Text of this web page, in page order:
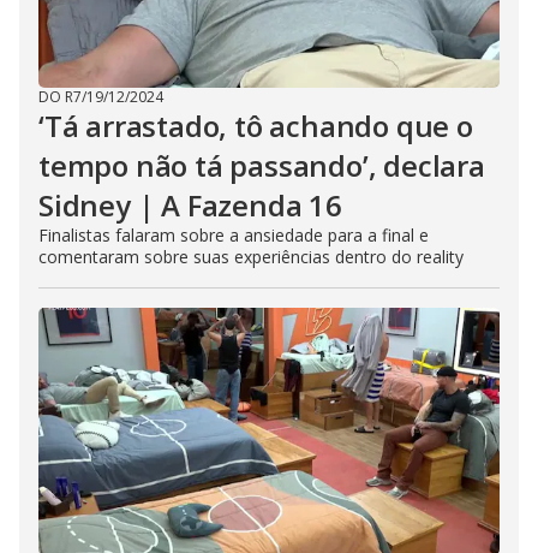
DO R7/19/12/2024
‘Tá arrastado, tô achando que o
tempo não tá passando’, declara
Sidney | A Fazenda 16
Finalistas falaram sobre a ansiedade para a final e
comentaram sobre suas experiências dentro do reality